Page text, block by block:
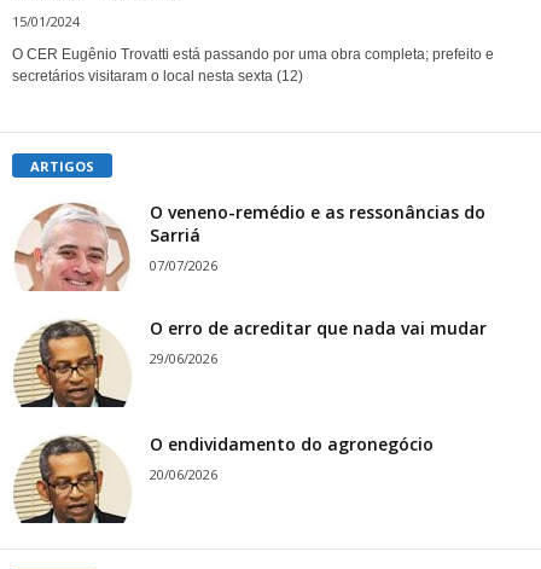
15/01/2024
O CER Eugênio Trovatti está passando por uma obra completa; prefeito e
secretários visitaram o local nesta sexta (12)
ARTIGOS
O veneno-remédio e as ressonâncias do
Sarriá
07/07/2026
O erro de acreditar que nada vai mudar
29/06/2026
O endividamento do agronegócio
20/06/2026